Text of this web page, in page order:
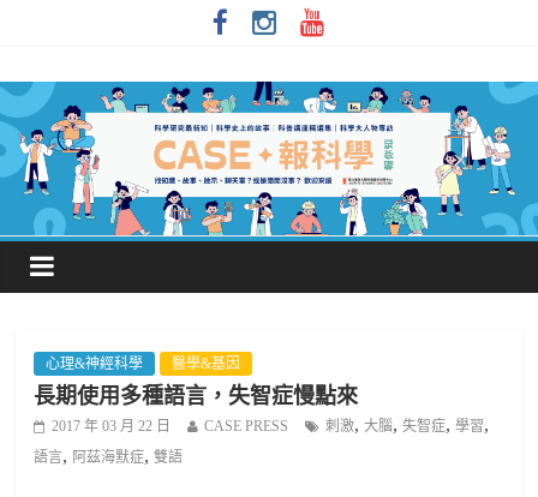
心理&神經科學 醫學&基因
長期使用多種語言，失智症慢點來
2017 年 03 月 22 日 CASE PRESS 刺激,大腦,失智症,學習,
語言, 阿茲海默症,雙語